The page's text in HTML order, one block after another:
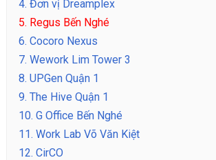
4. Đơn vị Dreamplex
5. Regus Bến Nghé
6. Cocoro Nexus
7. Wework Lim Tower 3
8. UPGen Quận 1
9. The Hive Quận 1
10. G Office Bến Nghé
11. Work Lab Võ Văn Kiệt
12. CirCO